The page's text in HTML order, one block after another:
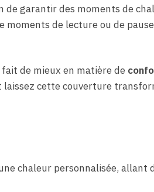
de garantir des moments de
moments de lecture ou de
de mieux en matière de
cette couverture
chaleur personnalisée, allant